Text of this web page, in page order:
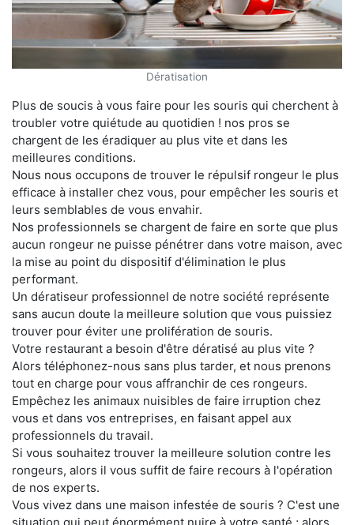
Dératisation
Plus de soucis à vous faire pour les souris qui cherchent à
troubler votre quiétude au quotidien ! nos pros se
chargent de les éradiquer au plus vite et dans les
meilleures conditions.
Nous nous occupons de trouver le répulsif rongeur le plus
efficace à installer chez vous, pour empêcher les souris et
leurs semblables de vous envahir.
Nos professionnels se chargent de faire en sorte que plus
aucun rongeur ne puisse pénétrer dans votre maison, avec
la mise au point du dispositif d'élimination le plus
performant.
Un dératiseur professionnel de notre société représente
sans aucun doute la meilleure solution que vous puissiez
trouver pour éviter une prolifération de souris.
Votre restaurant a besoin d'être dératisé au plus vite ?
Alors téléphonez-nous sans plus tarder, et nous prenons
tout en charge pour vous affranchir de ces rongeurs.
Empêchez les animaux nuisibles de faire irruption chez
vous et dans vos entreprises, en faisant appel aux
professionnels du travail.
Si vous souhaitez trouver la meilleure solution contre les
rongeurs, alors il vous suffit de faire recours à l'opération
de nos experts.
Vous vivez dans une maison infestée de souris ? C'est une
situation qui peut énormément nuire à votre santé ; alors